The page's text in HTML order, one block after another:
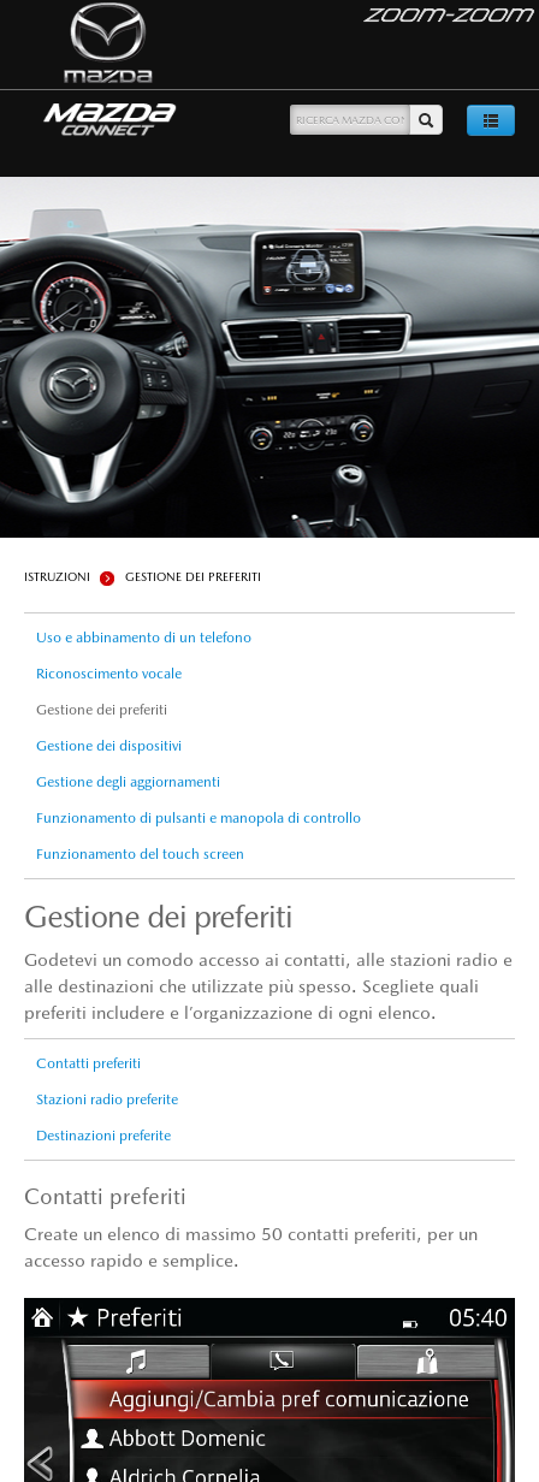
ISTRUZIONI GESTIONE DEI PREFERITI
Uso e abbinamento di un telefono
Riconoscimento vocale
Gestione dei preferiti
Gestione dei dispositivi
Gestione degli aggiornamenti
Funzionamento di pulsanti e manopola di controllo
Funzionamento del touch screen
Gestione dei preferiti
Godetevi un comodo accesso ai contatti, alle stazioni radio e
alle destinazioni che utilizzate più spesso. Scegliete quali
preferiti includere e l’organizzazione di ogni elenco.
Contatti preferiti
Stazioni radio preferite
Destinazioni preferite
Contatti preferiti
Create un elenco di massimo 50 contatti preferiti, per un
accesso rapido e semplice.